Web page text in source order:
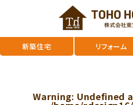
新築住宅 リフォーム
Warning: Undefined